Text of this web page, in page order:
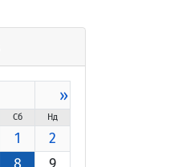
»
Сб Нд
1
2
8
9